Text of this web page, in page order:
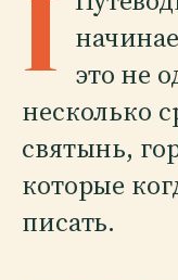
I это не
несколько
святынь,
которые
писать.